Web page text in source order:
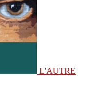
L'AUTRE